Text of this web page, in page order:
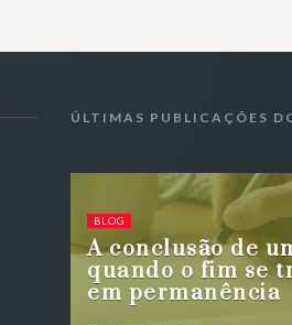
ÚLTIMAS PUBLICAÇÕES
BLOG
A conclusão de
quando o fim se
em permanência